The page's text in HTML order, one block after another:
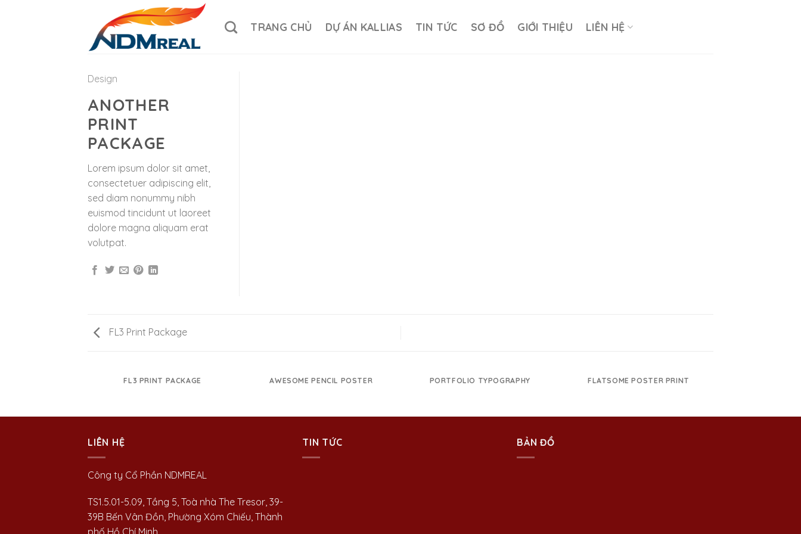
TRANG CHỦ DỰ ÁN KALLIAS TIN TỨC SƠ ĐỒ GIỚI THIỆU LIÊN HỆ
Design
ANOTHER
PRINT
PACKAGE
Lorem ipsum dolor sit amet,
consectetuer adipiscing elit,
sed diam nonummy nibh
euismod tincidunt ut laoreet
dolore magna aliquam erat
volutpat.
FL3 Print Package
FL3 PRINT PACKAGE AWESOME PENCIL POSTER PORTFOLIO TYPOGRAPHY FLATSOME POSTER PRINT
LIÊN HỆ
Công ty Cổ Phần NDMREAL
TS1.5.01-5.09, Tầng 5, Toà nhà The Tresor, 39-
39B Bến Vân Đồn, Phường Xóm Chiếu, Thành
TIN TỨC BẢN ĐỒ